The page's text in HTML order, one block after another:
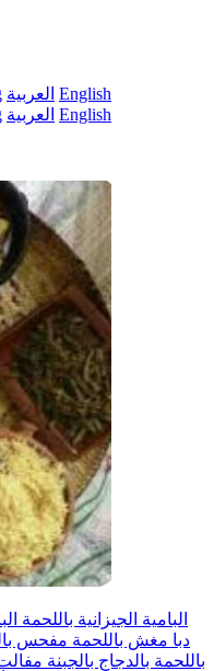
العربية English
العربية English
البامية الجيزانية باللحمة
دبا مغش باللحمة مفحس
باللحمة بالدجاج بالجبنة